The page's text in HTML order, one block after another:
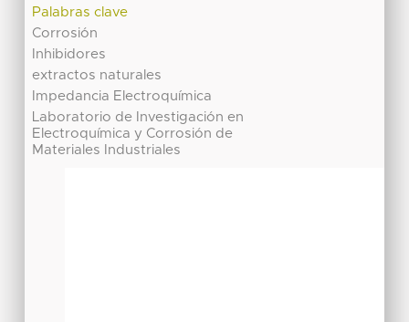
Palabras clave
Corrosión
Inhibidores
extractos naturales
Impedancia Electroquímica
Laboratorio de Investigación en
Electroquímica y Corrosión de
Materiales Industriales